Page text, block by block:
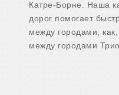
Катре-Борне. Наша
дорог помогает
между городами,
между городами